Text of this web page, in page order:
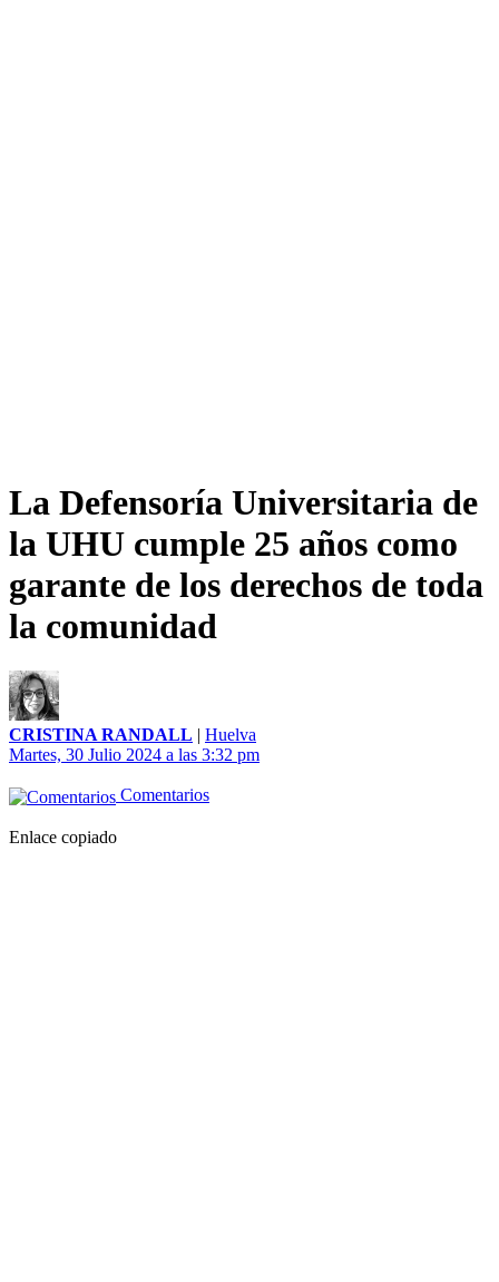
La Defensoría Universitaria de
la UHU cumple 25 años como
garante de los derechos de toda
la comunidad
CRISTINA RANDALL | Huelva
Martes, 30 Julio 2024 a las 3:32 pm
Comentarios
Enlace copiado